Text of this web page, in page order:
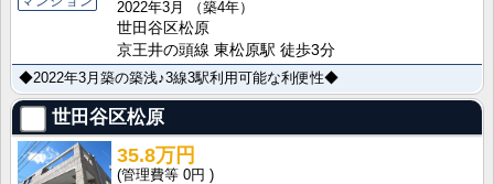
2022年3月
（築4年）
世田谷区松原
京王井の頭線 東松原駅 徒歩3分
◆2022年3月築の築浅♪3線3駅利用可能な利便性◆
世田谷区松原
35.8万円
0円